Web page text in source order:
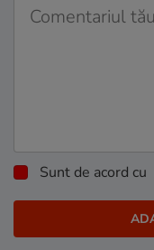
Sunt de acord cu